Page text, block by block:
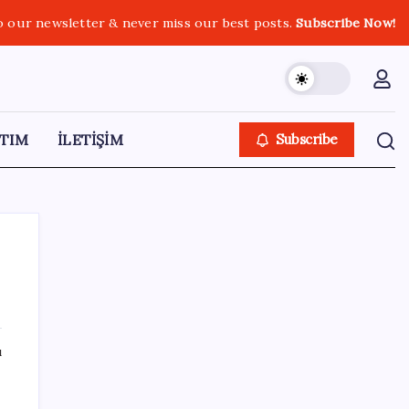
our newsletter & never miss our best posts.Subscribe Now!
İLETİŞİM Subscribe